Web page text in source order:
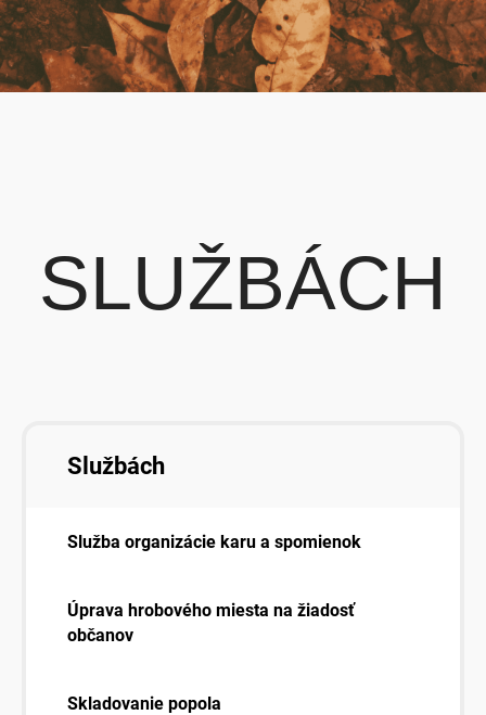
SLUŽBÁCH
Službách
Služba organizácie karu a spomienok
Úprava hrobového miesta na žiadosť
občanov
Skladovanie popola